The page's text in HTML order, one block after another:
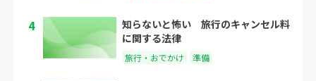
4
知らないと怖い 旅行のキャンセル料
に関する法律
旅行・おでかけ 準備